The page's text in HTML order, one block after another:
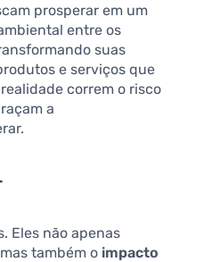
prosperar em um
entre os
suas
e serviços que
correm o risco
a
Eles não apenas
também o impacto